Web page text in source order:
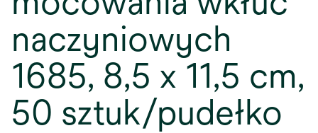
naczyniowych
1685, 8,5 x 11,5 cm,
50 sztuk/pudełko